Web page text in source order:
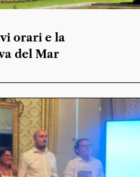
orari e la
del Mar